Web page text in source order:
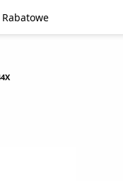
Rabatowe